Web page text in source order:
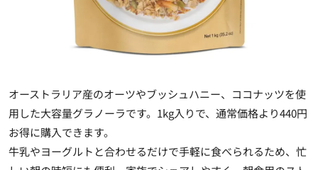
オーストラリア産のオーツやブッシュハニー、ココナッツを使
用した大容量グラノーラです。1kg入りで、通常価格より440円
お得に購入できます。
牛乳やヨーグルトと合わせるだけで手軽に食べられるため、忙